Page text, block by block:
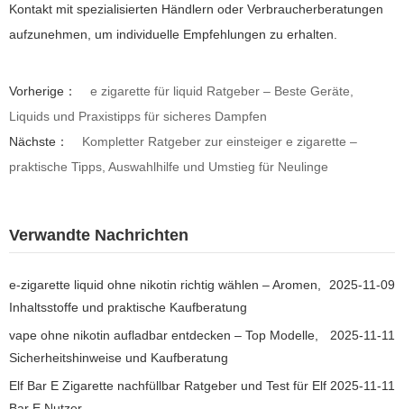
Kontakt mit spezialisierten Händlern oder Verbraucherberatungen
aufzunehmen, um individuelle Empfehlungen zu erhalten.
Vorherige：
e zigarette für liquid Ratgeber – Beste Geräte,
Liquids und Praxistipps für sicheres Dampfen
Nächste：
Kompletter Ratgeber zur einsteiger e zigarette –
praktische Tipps, Auswahlhilfe und Umstieg für Neulinge
Verwandte Nachrichten
2025-11-09
e-zigarette liquid ohne nikotin richtig wählen – Aromen,
Inhaltsstoffe und praktische Kaufberatung
2025-11-11
vape ohne nikotin aufladbar entdecken – Top Modelle,
Sicherheitshinweise und Kaufberatung
2025-11-11
Elf Bar E Zigarette nachfüllbar Ratgeber und Test für Elf